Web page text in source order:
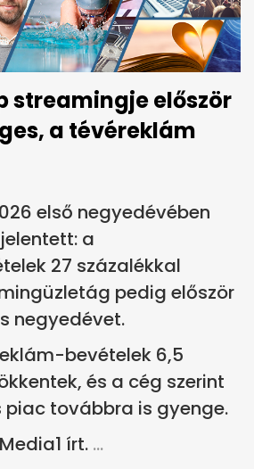
streamingje először
a tévéreklám
első negyedévében
a
27 százalékkal
pedig először
negyedévet.
bevételek 6,5
és a cég szerint
piac továbbra is gyenge.
írt.